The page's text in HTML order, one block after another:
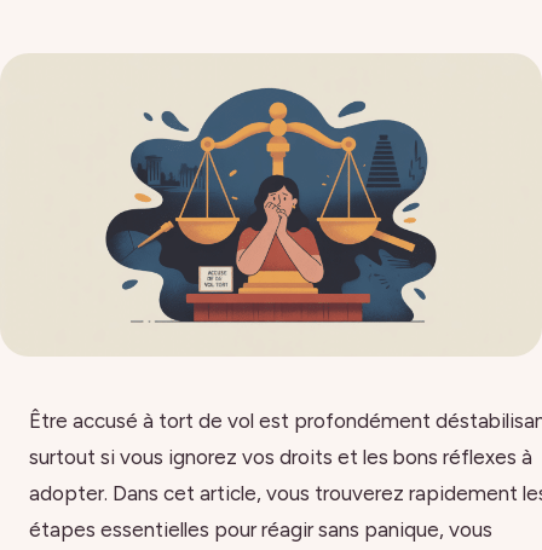
Être accusé à tort de vol est profondément
surtout si vous ignorez vos droits et les bons réflexes à
adopter. Dans cet article, vous trouverez rapidement
étapes essentielles pour réagir sans panique, vous